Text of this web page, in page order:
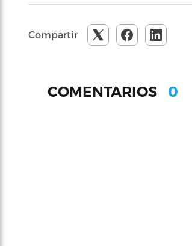
Compartir
COMENTARIOS 0